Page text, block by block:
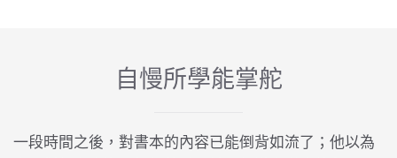
自慢所學能掌舵
一段時間之後，對書本的內容已能倒背如流了；他以為